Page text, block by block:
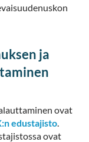
ja
ovat
edustajisto.
ovat